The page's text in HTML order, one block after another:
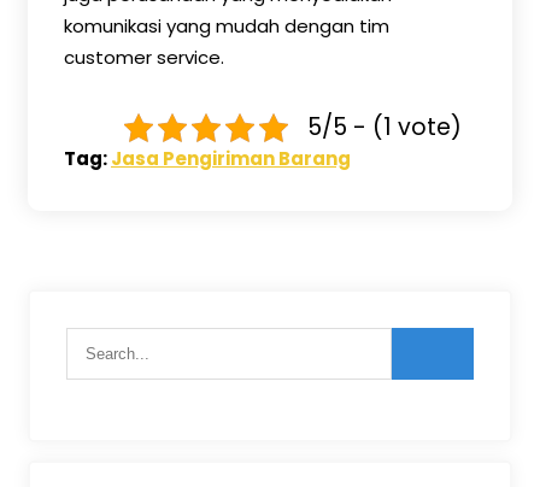
komunikasi yang mudah dengan tim
customer service.
5/5 - (1 vote)
Tag:Jasa Pengiriman Barang